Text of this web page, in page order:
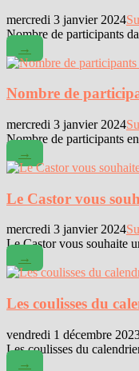
mercredi 3 janvier 2024
Nombre de participants
→
Nombre de
mercredi 3 janvier 2024
Nombre de participants
→
Le Castor vous
mercredi 3 janvier 2024
Le Castor vous souhaite
→
Les coulisses du
vendredi 1 décembre
Les coulisses du
→